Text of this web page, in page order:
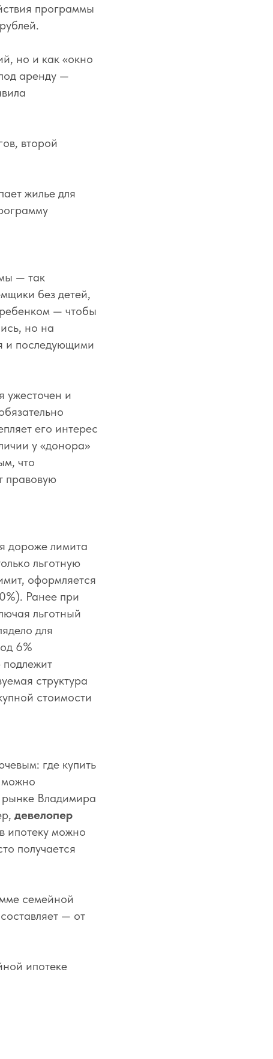
программы
но и как «окно
аренду —
второй
жилье для
— так
без детей,
— чтобы
но на
и последующими
ужесточен и
его интерес
у «донора»
что
правовую
дороже лимита
льготную
оформляется
Ранее при
льготный
для
6%
структура
стоимости
где купить
можно
Владимира
девелопер
ипотеку можно
получается
семейной
— от
ипотеке